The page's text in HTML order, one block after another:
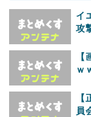
イ
攻
ｗ
員